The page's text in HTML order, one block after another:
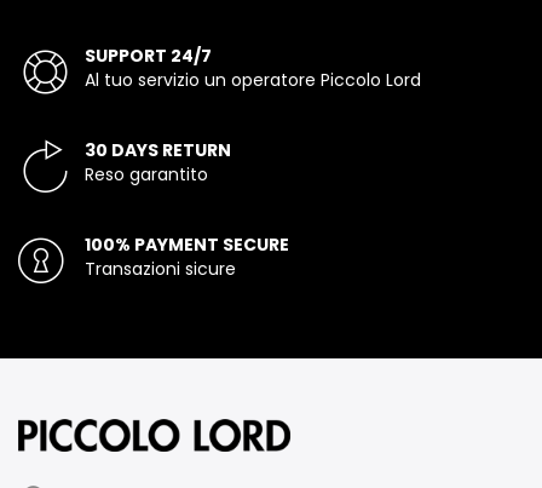
SUPPORT 24/7
Al tuo servizio un operatore Piccolo Lord
30 DAYS RETURN
Reso garantito
100% PAYMENT SECURE
Transazioni sicure